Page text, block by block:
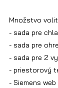
Množstvo
- sada pre
- sada pre
- sada pre 2
- priestorový
- Siemens